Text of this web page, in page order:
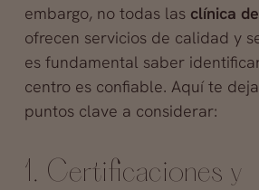
embargo, no todas las clínica
ofrecen servicios de calidad y
es fundamental saber
centro es confiable. Aquí te
puntos clave a considerar:
1. Certificaciones y